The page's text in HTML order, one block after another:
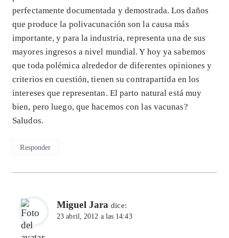
perfectamente documentada y demostrada. Los daños
que produce la polivacunación son la causa más
importante, y para la industria, representa una de sus
mayores ingresos a nivel mundial. Y hoy ya sabemos
que toda polémica alrededor de diferentes opiniones y
criterios en cuestión, tienen su contrapartida en los
intereses que representan. El parto natural está muy
bien, pero luego, que hacemos con las vacunas?
Saludos.
Responder
Miguel Jara dice:
23 abril, 2012 a las 14:43